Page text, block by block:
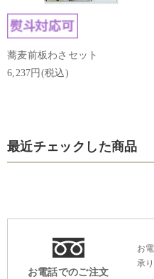
蕎麦前板わさセット
6,237円(税込)
最近チェックした商品
お電話でのご注文
お
承